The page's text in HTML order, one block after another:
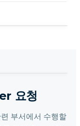
요청
부서에서 수행할